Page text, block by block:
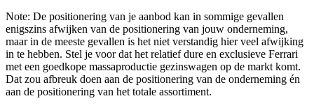
Note: De positionering van je aanbod kan in sommige gevallen
enigszins afwijken van de positionering van jouw onderneming,
maar in de meeste gevallen is het niet verstandig hier veel afwijking
in te hebben. Stel je voor dat het relatief dure en exclusieve Ferrari
met een goedkope massaproductie gezinswagen op de markt komt.
Dat zou afbreuk doen aan de positionering van de onderneming én
aan de positionering van het totale assortiment.